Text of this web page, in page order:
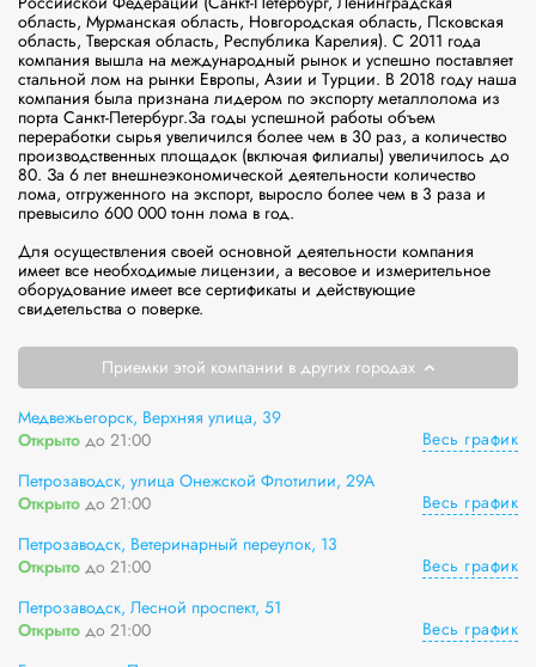
область, Мурманская область, Новгородская область, Псковская
область, Тверская область, Республика Карелия). С 2011 года
компания вышла на международный рынок и успешно поставляет
стальной лом на рынки Европы, Азии и Турции. В 2018 году наша
компания была признана лидером по экспорту металлолома из
порта Санкт-Петербург.За годы успешной работы объем
переработки сырья увеличился более чем в 30 раз, а количество
производственных площадок (включая филиалы) увеличилось до
80. За 6 лет внешнеэкономической деятельности количество
лома, отгруженного на экспорт, выросло более чем в 3 раза и
превысило 600 000 тонн лома в год.
Для осуществления своей основной деятельности компания
имеет все необходимые лицензии, а весовое и измерительное
оборудование имеет все сертификаты и действующие
свидетельства о поверке.
Приемки этой компании в других городах
Медвежьегорск, Верхняя улица, 39
Открыто до 21:00
Весь график
Петрозаводск, улица Онежской Флотилии, 29А
Открыто до 21:00
Весь график
Петрозаводск, Ветеринарный переулок, 13
Открыто до 21:00
Весь график
Петрозаводск, Лесной проспект, 51
Открыто до 21:00
Весь график